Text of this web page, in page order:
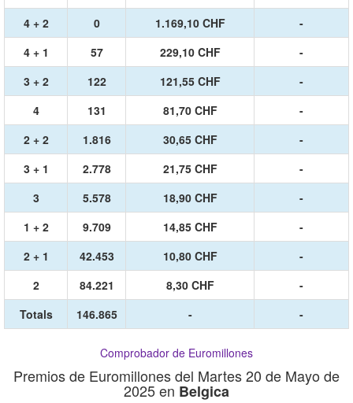
4 + 2
0 1.169,10 CHF
-
4 + 1
57 229,10 CHF
-
3 + 2
122 121,55 CHF
-
4
131 81,70 CHF
-
2 + 2
1.816 30,65 CHF
-
3 + 1
2.778 21,75 CHF
-
3
5.578 18,90 CHF
-
1 + 2
9.709 14,85 CHF
-
2 + 1
42.453 10,80 CHF
-
2
84.221 8,30 CHF
-
Totals
146.865 - -
Comprobador de Euromillones
Premios de Euromillones del Martes 20 de Mayo de
2025 en Belgica